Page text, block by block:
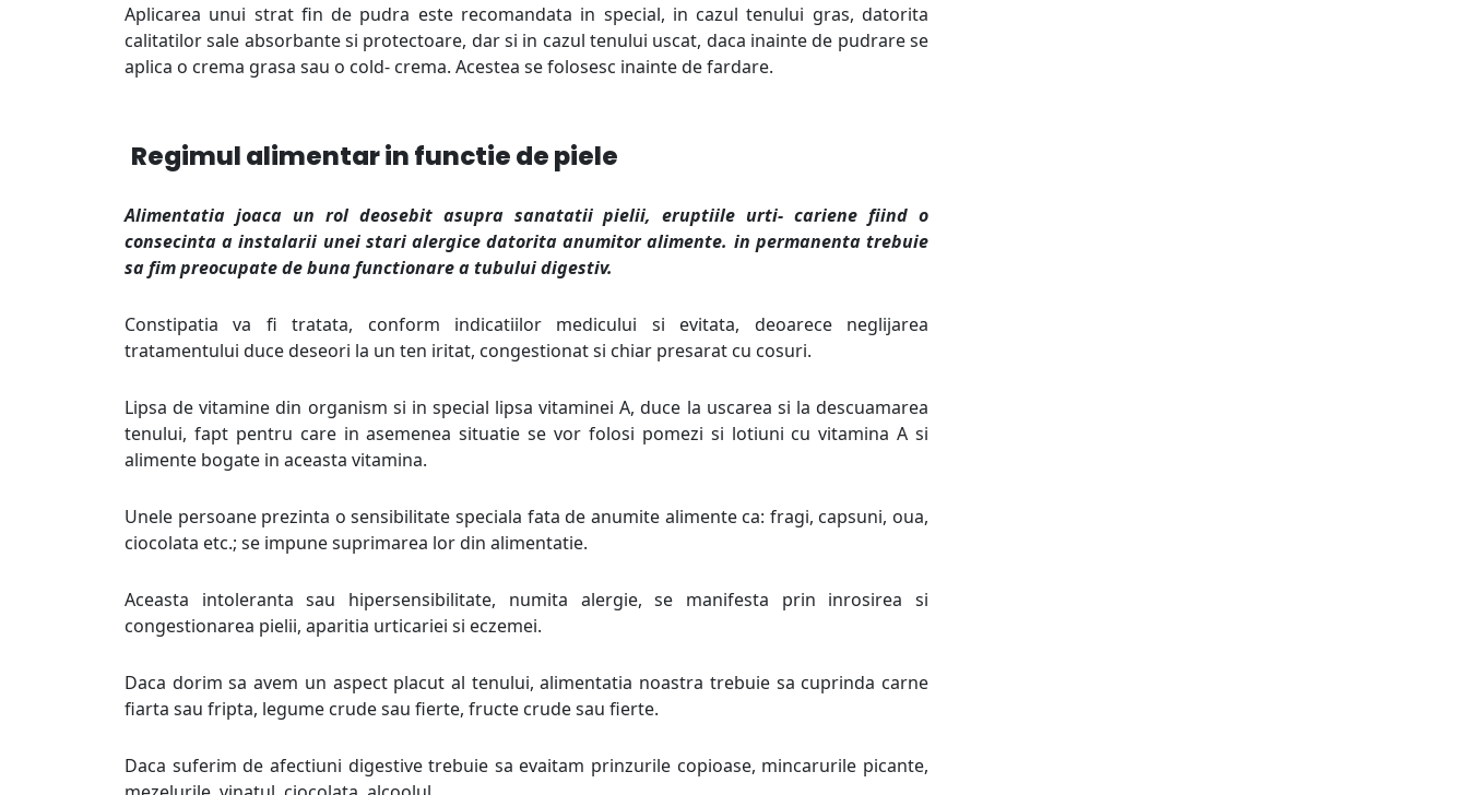
Aplicarea unui strat fin de pudra este recomandata in special, in cazul tenului gras, datorita
calitatilor sale absorbante si protectoare, dar si in cazul tenului uscat, daca inainte de pudrare se
aplica o crema grasa sau o cold- crema. Acestea se folosesc inainte de fardare.
Regimul alimentar in functie de piele
Alimentatia joaca un rol deosebit asupra sanatatii pielii, eruptiile urti- cariene fiind o
consecinta a instalarii unei stari alergice datorita anumitor alimente. in permanenta trebuie
sa fim preocupate de buna functionare a tubului digestiv.
Constipatia va fi tratata, conform indicatiilor medicului si evitata, deoarece neglijarea
tratamentului duce deseori la un ten iritat, congestionat si chiar presarat cu cosuri.
Lipsa de vitamine din organism si in special lipsa vitaminei A, duce la uscarea si la descuamarea
tenului, fapt pentru care in asemenea situatie se vor folosi pomezi si lotiuni cu vitamina A si
alimente bogate in aceasta vitamina.
Unele persoane prezinta o sensibilitate speciala fata de anumite alimente ca: fragi, capsuni, oua,
ciocolata etc.; se impune suprimarea lor din alimentatie.
Aceasta intoleranta sau hipersensibilitate, numita alergie, se manifesta prin inrosirea si
congestionarea pielii, aparitia urticariei si eczemei.
Daca dorim sa avem un aspect placut al tenului, alimentatia noastra trebuie sa cuprinda carne
fiarta sau fripta, legume crude sau fierte, fructe crude sau fierte.
Daca suferim de afectiuni digestive trebuie sa evaitam prinzurile copioase, mincarurile picante,